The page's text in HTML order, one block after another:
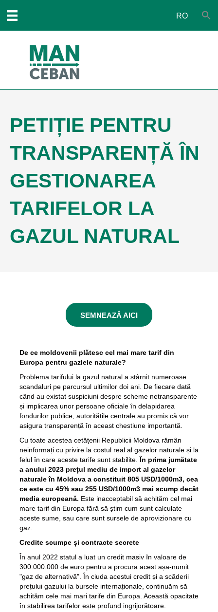
RO
PETIȚIE PENTRU
TRANSPARENȚĂ ÎN
GESTIONAREA
TARIFELOR LA
GAZUL NATURAL
SEMNEAZĂ AICI
De ce moldovenii plătesc cel mai mare tarif din
Europa pentru gazlele naturale?
Problema tarifului la gazul natural a stârnit numeroase
scandaluri pe parcursul ultimilor doi ani. De fiecare dată
când au existat suspiciuni despre scheme netransparente
și implicarea unor persoane oficiale în delapidarea
fondurilor publice, autoritățile centrale au promis că vor
asigura transparență în aceast chestiune importantă.
Cu toate acestea cetățenii Republicii Moldova rămân
neinformați cu privire la costul real al gazelor naturale și la
felul în care aceste tarife sunt stabilite.În prima jumătate
a anului 2023 prețul mediu de import al gazelor
naturale în Moldova a constituit 805 USD/1000m3, cea
ce este cu 45% sau 255 USD/1000m3 mai scump decât
media europeană. Este inacceptabil să achităm cel mai
mare tarif din Europa fără să știm cum sunt calculate
aceste sume, sau care sunt sursele de aprovizionare cu
gaz.
Credite scumpe și contracte secrete
În anul 2022 statul a luat un credit masiv în valoare de
300.000.000 de euro pentru a procura acest așa-numit
"gaz de alternativă". În ciuda acestui credit și a scăderii
prețului gazului la bursele internaționale, continuăm să
achităm cele mai mari tarife din Europa. Această opacitate
în stabilirea tarifelor este profund ingrijorătoare.